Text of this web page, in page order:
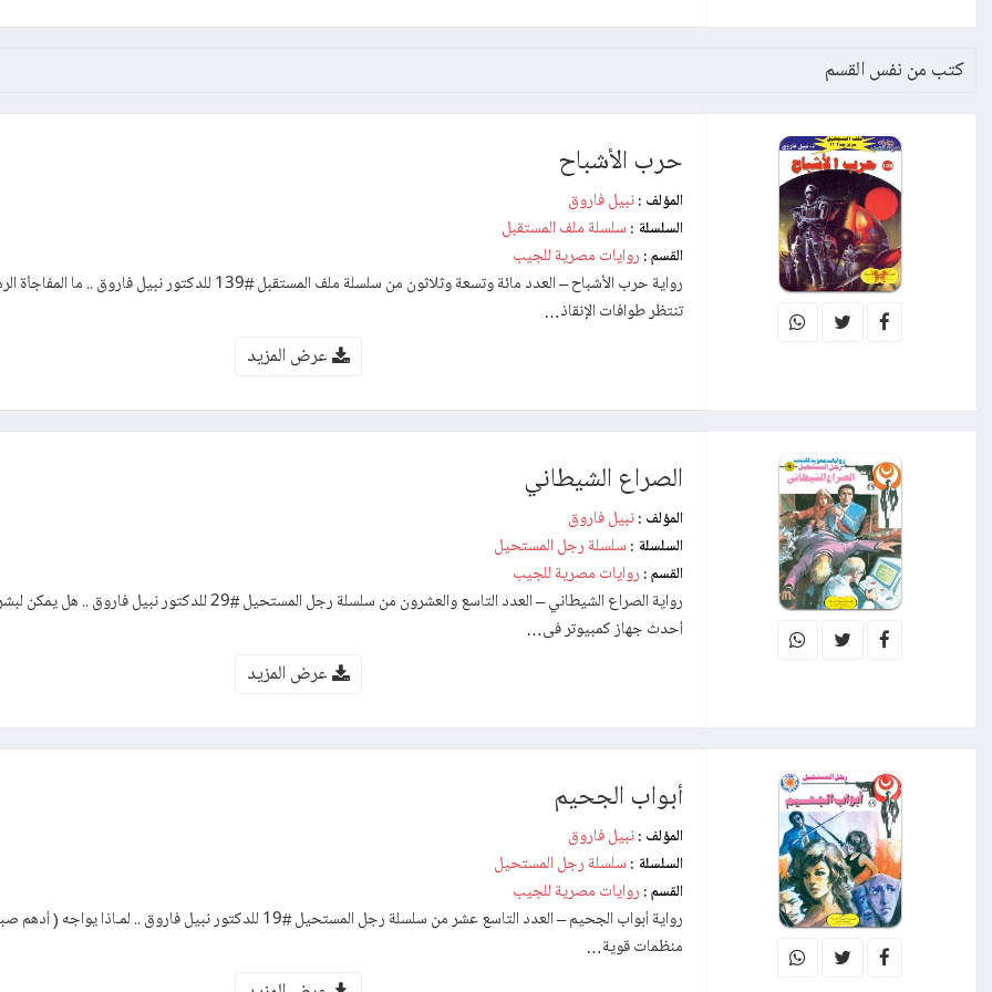
كتب من نفس القسم
حرب الأشباح
المؤلف :نبيل فاروق
السلسلة : سلسلة ملف المستقبل
القسم : روايات مصرية للجيب
رواية حرب الأشباح – العدد مائة وتسعة وثلاثون من سلسلة ملف المستقبل #139 للدكتور نبيل فاروق
تنتظر طوافات الإنقاذ…
عرض المزيد
الصراع الشيطاني
المؤلف :نبيل فاروق
السلسلة : سلسلة رجل المستحيل
القسم : روايات مصرية للجيب
رواية الصراع الشيطاني – العدد التاسع والعشرون من سلسلة رجل المستحيل #29 للدكتور نبيل
أحدث جهاز كمبيوتر فى…
عرض المزيد
أبواب الجحيم
المؤلف :نبيل فاروق
السلسلة : سلسلة رجل المستحيل
القسم : روايات مصرية للجيب
رواية أبواب الجحيم – العدد التاسع عشر من سلسلة رجل المستحيل #19 للدكتور نبيل فاروق .. لمـاذا
منظمات قوية…